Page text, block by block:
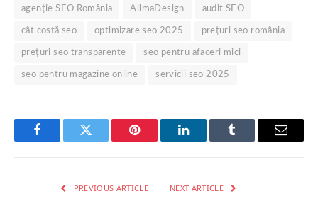
agenție SEO România AllmaDesign audit SEO
cât costă seo optimizare seo 2025 prețuri seo românia
prețuri seo transparente seo pentru afaceri mici
seo pentru magazine online servicii seo 2025
FacebookTwitter Pinterest LinkedInTumblr Email
PREVIOUS ARTICLE NEXT ARTICLE